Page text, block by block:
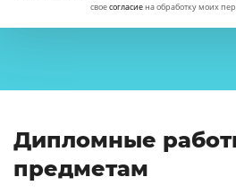
своесогласиена обработку моих
Дипломные
предметам